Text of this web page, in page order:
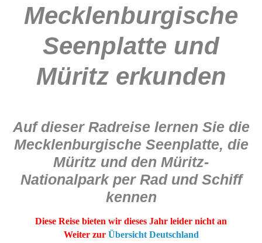
Mecklenburgische
Seenplatte und
Müritz erkunden
Auf dieser Radreise lernen Sie die
Mecklenburgische Seenplatte, die
Müritz und den Müritz-
Nationalpark per Rad und Schiff
kennen
Diese Reise bieten wir dieses Jahr leider nicht an
Weiter zur Übersicht Deutschland